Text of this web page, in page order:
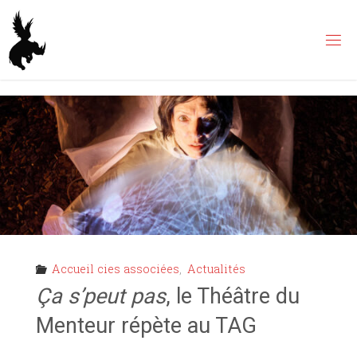
Skip
content
Accueil cies associées Actualités
Ça s’peut pas, le Théâtre du
Menteur répète au TAG